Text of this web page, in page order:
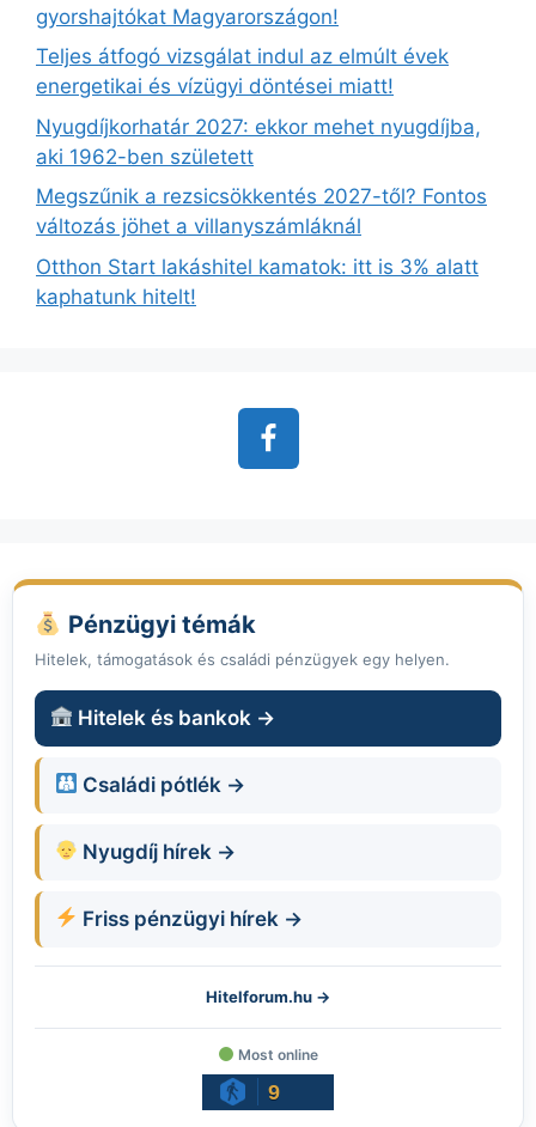
gyorshajtókat Magyarországon!
Teljes átfogó vizsgálat indul az elmúlt évek
energetikai és vízügyi döntései miatt!
Nyugdíjkorhatár 2027: ekkor mehet nyugdíjba,
aki 1962-ben született
Megszűnik a rezsicsökkentés 2027-től? Fontos
változás jöhet a villanyszámláknál
Otthon Start lakáshitel kamatok: itt is 3% alatt
kaphatunk hitelt!
Pénzügyi témák
Hitelek, támogatások és családi pénzügyek egy helyen.
Hitelek és bankok →
Családi pótlék →
Nyugdíj hírek →
Friss pénzügyi hírek →
Hitelforum.hu →
Most online
9